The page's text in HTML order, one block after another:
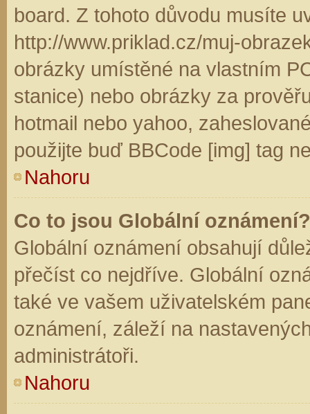
board. Z tohoto důvodu musíte
http://www.priklad.cz/muj-
obrázky umístěné na vlastním
stanice) nebo obrázky za
hotmail nebo yahoo,
použijte buď BBCode [img] tag
Nahoru
Co to jsou Globální oznámení?
Globální oznámení obsahují
přečíst co nejdříve. Globální
také ve vašem uživatelském
oznámení, záleží na
administrátoři.
Nahoru